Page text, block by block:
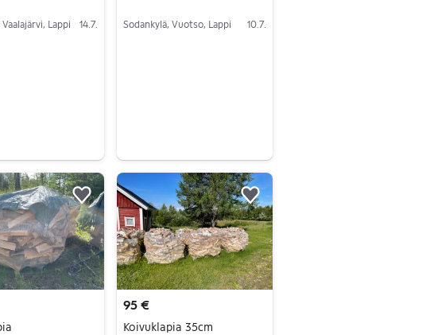
Lappi 14.7. Sodankylä, Vuotso, Lappi 10.7.
Lisää suosikiksi.
95 €
Koivuklapia 35cm
Lisää suosikiksi.